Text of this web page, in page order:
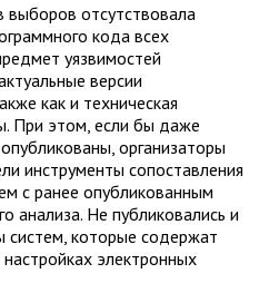
выборов отсутствовала
кода всех
уязвимостей
версии
как и техническая
При этом, если бы даже
организаторы
инструменты сопоставления
с ранее опубликованным
анализа. Не публиковались и
систем, которые содержат
электронных